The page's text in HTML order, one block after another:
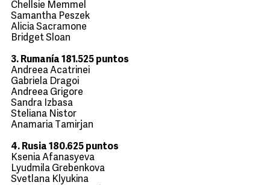
Chellsie Memmel
Samantha Peszek
Alicia Sacramone
Bridget Sloan
3. Rumanía 181.525 puntos
Andreea Acatrinei
Gabriela Dragoi
Andreea Grigore
Sandra Izbasa
Steliana Nistor
Anamaria Tamirjan
4. Rusia 180.625 puntos
Ksenia Afanasyeva
Lyudmila Grebenkova
Svetlana Klyukina